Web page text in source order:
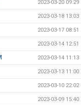
2023-03-20 09:29
2023-03-18 13:03
2023-03-17 08:51
2023-03-14 12:51
2023-03-14 11:13
2023-03-13 11:00
2023-03-10 22:02
2023-03-09 15:40